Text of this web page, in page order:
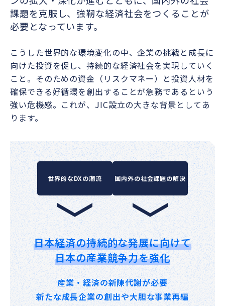
課題を克服し、強靭な経済社会をつくることが
必要となっています。
こうした世界的な環境変化の中、企業の挑戦と成長に
向けた投資を促し、持続的な経済社会を実現していく
こと。そのための資金（リスクマネー）と投資人材を
確保できる好循環を創出することが急務であるという
強い危機感。これが、JIC設立の大きな背景としてあ
ります。
世界的なDXの潮流 国内外の社会課題の解決
日本経済の持続的な発展に向けて
日本の産業競争力を強化
産業・経済の新陳代謝が必要
新たな成長企業の創出や大胆な事業再編